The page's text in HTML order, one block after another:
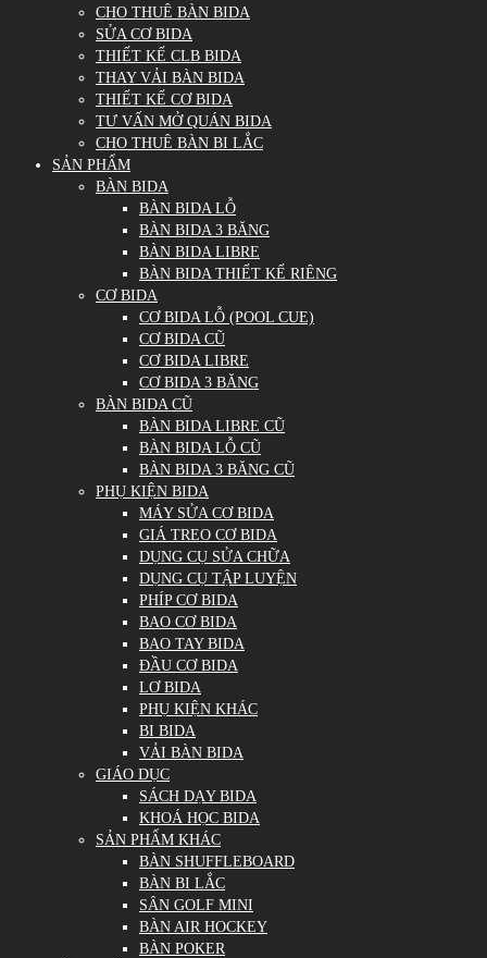
CHO THUÊ BÀN BIDA
SỬA CƠ BIDA
THIẾT KẾ CLB BIDA
THAY VẢI BÀN BIDA
THIẾT KẾ CƠ BIDA
TƯ VẤN MỞ QUÁN BIDA
CHO THUÊ BÀN BI LẮC
SẢN PHẨM
BÀN BIDA
BÀN BIDA LỖ
BÀN BIDA 3 BĂNG
BÀN BIDA LIBRE
BÀN BIDA THIẾT KẾ RIÊNG
CƠ BIDA
CƠ BIDA LỖ (POOL CUE)
CƠ BIDA CŨ
CƠ BIDA LIBRE
CƠ BIDA 3 BĂNG
BÀN BIDA CŨ
BÀN BIDA LIBRE CŨ
BÀN BIDA LỖ CŨ
BÀN BIDA 3 BĂNG CŨ
PHỤ KIỆN BIDA
MÁY SỬA CƠ BIDA
GIÁ TREO CƠ BIDA
DỤNG CỤ SỬA CHỮA
DỤNG CỤ TẬP LUYỆN
PHÍP CƠ BIDA
BAO CƠ BIDA
BAO TAY BIDA
ĐẦU CƠ BIDA
LƠ BIDA
PHỤ KIỆN KHÁC
BI BIDA
VẢI BÀN BIDA
GIÁO DỤC
SÁCH DẠY BIDA
KHOÁ HỌC BIDA
SẢN PHẨM KHÁC
BÀN SHUFFLEBOARD
BÀN BI LẮC
SÂN GOLF MINI
BÀN AIR HOCKEY
BÀN POKER